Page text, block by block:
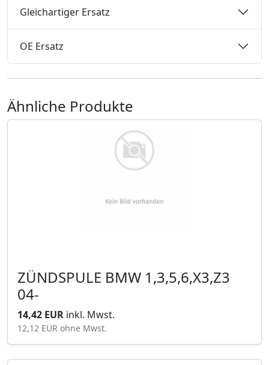
Gleichartiger Ersatz
OE Ersatz
Ähnliche Produkte
ZÜNDSPULE BMW 1,3,5,6,X3,Z3
04-
14,42 EUR inkl. Mwst.
12,12 EUR ohne Mwst.